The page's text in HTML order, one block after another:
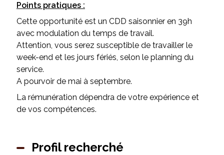
Points pratiques :
Cette opportunité est un CDD saisonnier en 39h
avec modulation du temps de travail.
Attention, vous serez susceptible de travailler le
week-end et les jours fériés, selon le planning du
service.
A pourvoir de mai à septembre.
La rémunération dépendra de votre expérience et
de vos compétences.
Profil recherché